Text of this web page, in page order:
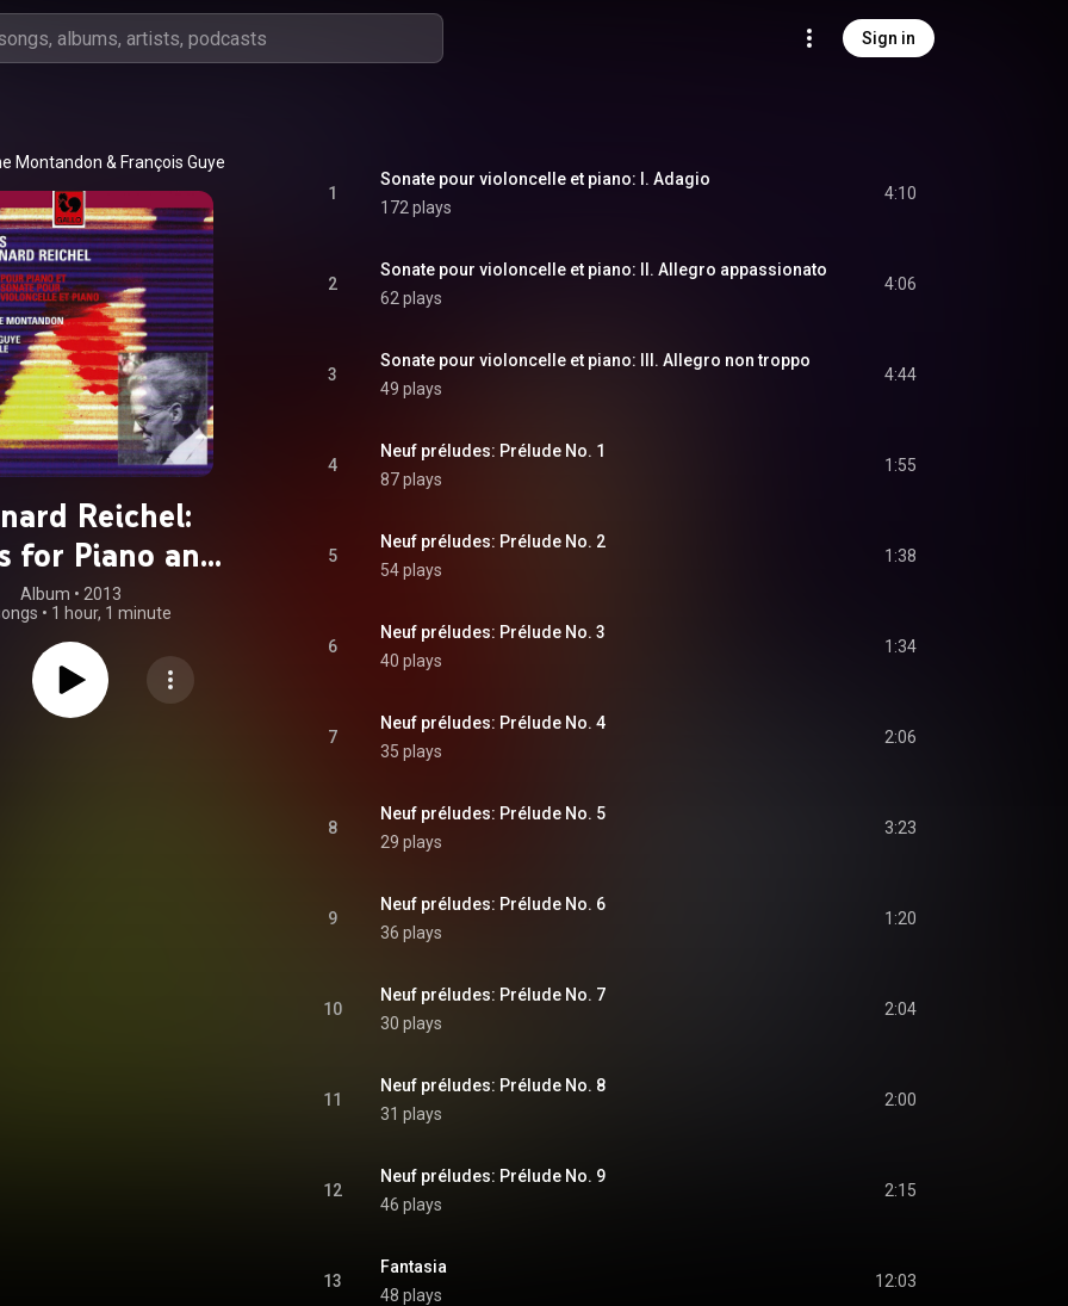
Sign in
Montandon & François Guye
Reichel:
for Piano and
for Cello &
Piano
Album • 2013
• 1 hour, 1 minute
1
Sonate pour violoncelle et piano: I. Adagio
172 plays
4:10
2
Sonate pour violoncelle et piano: II. Allegro appassionato
62 plays
4:06
3
Sonate pour violoncelle et piano: III. Allegro non troppo
49 plays
4:44
4
Neuf préludes: Prélude No. 1
87 plays
1:55
5
Neuf préludes: Prélude No. 2
54 plays
1:38
6
Neuf préludes: Prélude No. 3
40 plays
1:34
7
Neuf préludes: Prélude No. 4
35 plays
2:06
8
Neuf préludes: Prélude No. 5
29 plays
3:23
9
Neuf préludes: Prélude No. 6
36 plays
1:20
10
Neuf préludes: Prélude No. 7
30 plays
2:04
11
Neuf préludes: Prélude No. 8
31 plays
2:00
12
Neuf préludes: Prélude No. 9
46 plays
2:15
13
Fantasia
48 plays
12:03